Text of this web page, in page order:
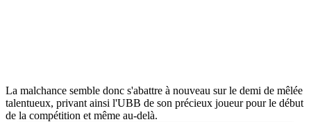
La malchance semble donc s'abattre à nouveau sur le demi de mêlée
talentueux, privant ainsi l'UBB de son précieux joueur pour le début
de la compétition et même au-delà.